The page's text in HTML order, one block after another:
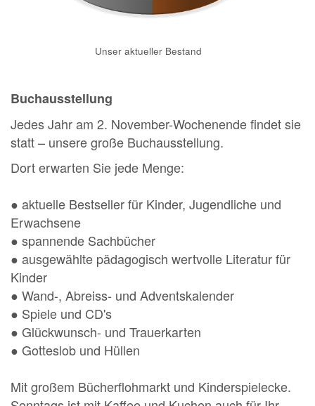
Unser aktueller Bestand
Buchausstellung
Jedes Jahr am 2. November-Wochenende findet sie
statt – unsere große Buchausstellung.
Dort erwarten Sie jede Menge:
● aktuelle Bestseller für Kinder, Jugendliche und
Erwachsene
● spannende Sachbücher
● ausgewählte pädagogisch wertvolle Literatur für
Kinder
● Wand-, Abreiss- und Adventskalender
● Spiele und CD's
● Glückwunsch- und Trauerkarten
● Gotteslob und Hüllen
Mit großem Bücherflohmarkt und Kinderspielecke.